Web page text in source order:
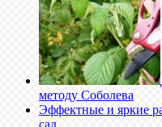
методу Соболева
Эффектные и яркие
сад